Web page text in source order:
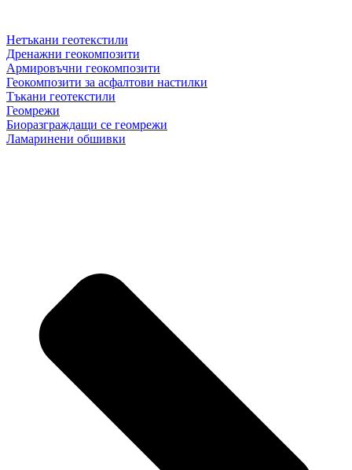
Нетъкани геотекстили
Дренажни геокомпозити
Армировъчни геокомпозити
Геокомпозити за асфалтови настилки
Тъкани геотекстили
Геомрежи
Биоразграждащи се геомрежи
Ламаринени обшивки